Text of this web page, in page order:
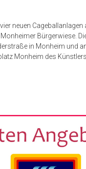
neuen
Bürgerwiese.
in Monheim und
Monheim des